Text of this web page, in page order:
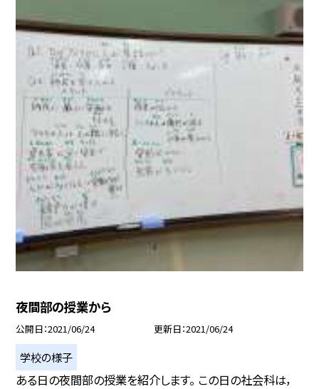
夜間部の授業から
公開日 2021/06/24 更新日 2021/06/24
学校の様子
ある日の夜間部の授業を紹介します。 この日の社会科は，